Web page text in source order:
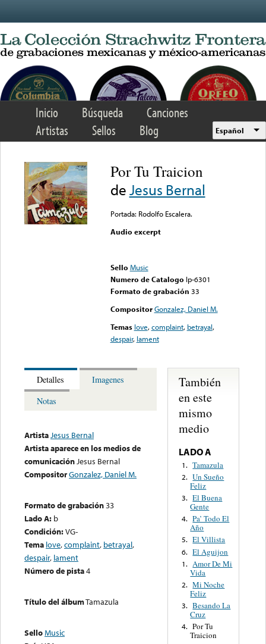
Inicio Búsqueda
Canciones
Artistas
Sellos Blog Español
Por Tu Traicion
deJesus Bernal
Portada: Rodolfo Escalera.
Audio excerpt
Sello Music
Numero de Catalogo lp-6301
Formato de grabación 33
Compositor Gonzalez, Daniel M.
Temas love,complaint, betrayal,
despair, lament
Detalles
Imagenes
Notas
ArtistaJesus Bernal
Artista aparece en los medios de
comunicaciónJesus Bernal
CompositorGonzalez, Daniel M.
Formato de grabación33
Lado A: b
Condición:VG-
Tema love,complaint, betrayal,
despair, lament
Número de pista4
Título del álbumTamazula
SelloMusic
También
en este
mismo
medio
LADO A
1. Tamazula
2. Un Sueño
Feliz
3. El Buena
Gente
4. Pa’ Todo El
Año
5. El Villista
6. El Aguijon
1. Amor De Mi
Vida
2. Mi Noche
Feliz
3. Besando La
Cruz
4. Por Tu
Traicion